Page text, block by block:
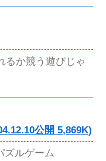
るか競う遊びじゃ
公開 5,869K)
ズルゲーム